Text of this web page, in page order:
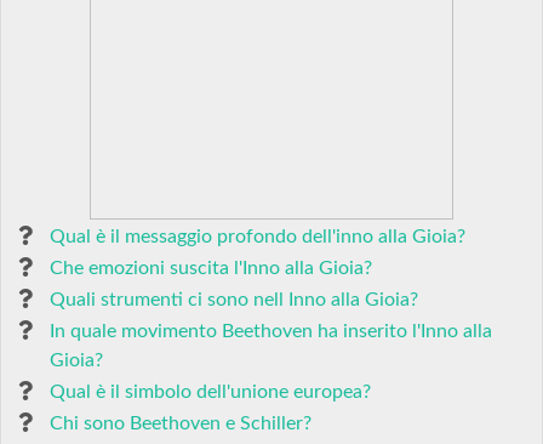
Qual è il messaggio profondo dell'inno alla Gioia?
Che emozioni suscita l'Inno alla Gioia?
Quali strumenti ci sono nell Inno alla Gioia?
In quale movimento Beethoven ha inserito l'Inno alla
Gioia?
Qual è il simbolo dell'unione europea?
Chi sono Beethoven e Schiller?